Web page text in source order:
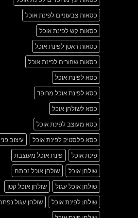
כסאות צבעוניים לפינת אוכל
כסאות קש לפינת אוכל
כסאות ראטן לפינת אוכל
כסאות שחורים לפינת אוכל
כסא לפינת אוכל
כסא לפינת אוכל מרופד
כסא לשולחן אוכל
כסא מעוצב לפינת אוכל
כסא פלסטיק לפינת אוכל
עיצוב
פינת אוכל
פינת אוכל מעוצבת
שולחן אוכל
שולחן אוכל נפתח
שולחן אוכל עגול
שולחן אוכל קטן
שולחן לפינת אוכל
שולחן עגול